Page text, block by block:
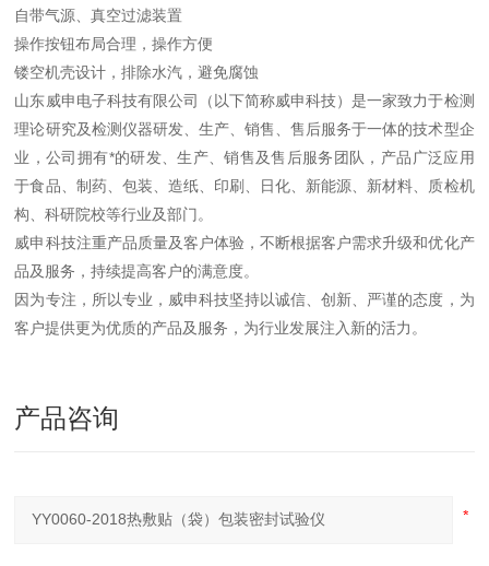
自带气源、真空过滤装置
操作按钮布局合理，操作方便
镂空机壳设计，排除水汽，避免腐蚀
山东威申电子科技有限公司（以下简称威申科技）是一家致力于检测
理论研究及检测仪器研发、生产、销售、售后服务于一体的技术型企
业，公司拥有*的研发、生产、销售及售后服务团队，产品广泛应用
于食品、制药、包装、造纸、印刷、日化、新能源、新材料、质检机
构、科研院校等行业及部门。
威申科技注重产品质量及客户体验，不断根据客户需求升级和优化产
品及服务，持续提高客户的满意度。
因为专注，所以专业，威申科技坚持以诚信、创新、严谨的态度，为
客户提供更为优质的产品及服务，为行业发展注入新的活力。
产品咨询